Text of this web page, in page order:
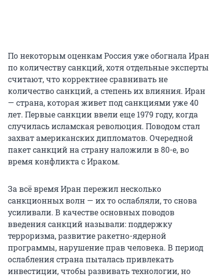
По некоторым оценкам Россия уже обогнала Иран
по количеству санкций, хотя отдельные эксперты
считают, что корректнее сравнивать не
количество санкций, а степень их влияния. Иран
— страна, которая живет под санкциями уже 40
лет. Первые санкции ввели еще 1979 году, когда
случилась исламская революция. Поводом стал
захват американских дипломатов. Очередной
пакет санкций на страну наложили в 80-е, во
время конфликта с Ираком.
За всё время Иран пережил несколько
санкционных волн — их то ослабляли, то снова
усиливали. В качестве основных поводов
введения санкций называли: поддержку
терроризма, развитие ракетно-ядерной
программы, нарушение прав человека. В период
ослабления страна пыталась привлекать
инвестиции, чтобы развивать технологии, но